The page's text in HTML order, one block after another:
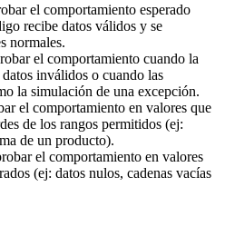
el comportamiento esperado
recibe datos válidos y se
normales.
el comportamiento cuando la
inválidos o cuando las
la simulación de una excepción.
el comportamiento en valores que
de los rangos permitidos (ej:
de un producto).
el comportamiento en valores
(ej: datos nulos, cadenas vacías